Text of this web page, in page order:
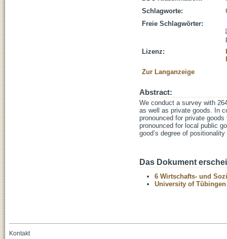
Schlagworte:
Freie Schlagwörter:
Lizenz:
Zur Langanzeige
Abstract:
We conduct a survey with
as well as private goods. In
pronounced for private
pronounced for local public
good’s degree of
Das Dokument
6 Wirtschafts- und
University of
Kontakt